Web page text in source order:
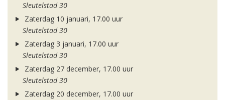
Sleutelstad 30
Zaterdag 10 januari, 17.00 uur
Sleutelstad 30
Zaterdag 3 januari, 17.00 uur
Sleutelstad 30
Zaterdag 27 december, 17.00 uur
Sleutelstad 30
Zaterdag 20 december, 17.00 uur